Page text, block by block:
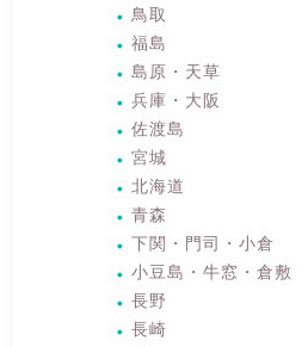
鳥取
福島
島原・天草
兵庫・大阪
佐渡島
宮城
北海道
青森
下関・門司・小倉
小豆島・牛窓・倉敷
長野
長崎